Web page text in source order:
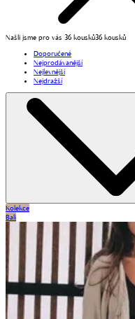
Našli jsme pro vás 36 kousků36 kousků
Doporučené
Nejprodávanější
Nejlevnější
Nejdražší
Kolekce
Bali